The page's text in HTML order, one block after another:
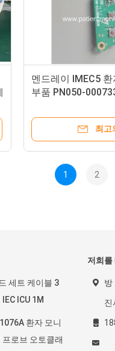
멘드레이 IMEC5
부품 PN050-
최고
1 2
세트 케이블 3
ICU 1M
환자 모니
로브 오토클래
저희를
방
진